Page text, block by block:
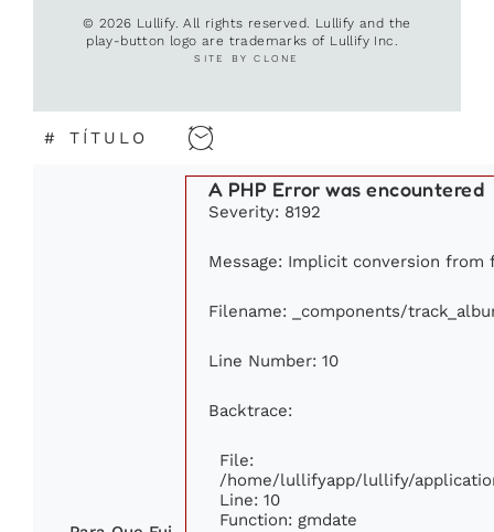
© 2026 Lullify. All rights reserved. Lullify and the
play-button logo are trademarks of Lullify Inc.
SITE BY CLONE
# TÍTULO
A PHP Error was encountered
Severity: 8192
Message: Implicit conversion from
Filename: _components/
Line Number: 10
Backtrace:
File:
/home/lullifyapp/lullify/
Line: 10
Function: gmdate